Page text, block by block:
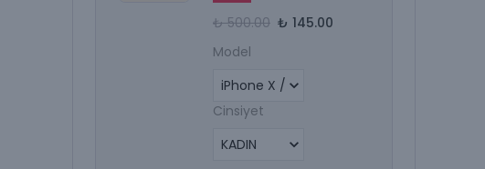
₺ 500.00 ₺ 145.00
Model
Cinsiyet